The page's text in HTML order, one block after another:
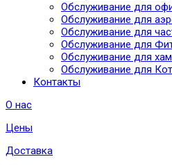
Обслуживание для
Обслуживание для
Обслуживание для
Обслуживание для
Обслуживание для
Обслуживание для
Контакты
О нас
Цены
Доставка